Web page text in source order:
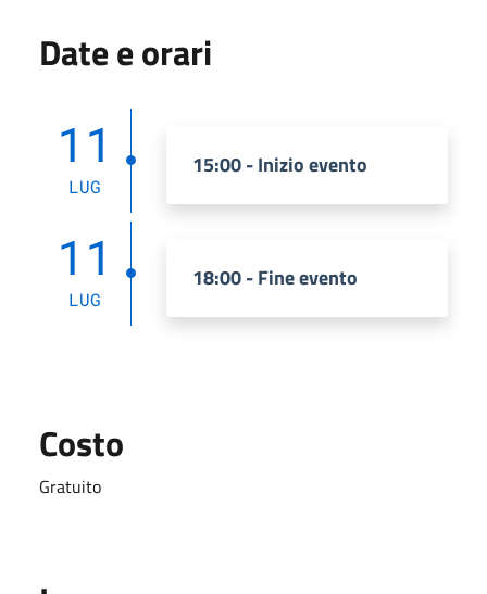
Date e orari
11
LUG
15:00 - Inizio evento
11
LUG
18:00 - Fine evento
Costo
Gratuito